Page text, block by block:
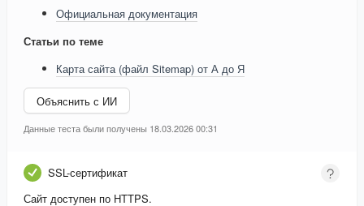
Официальная документация
Статьи по теме
Карта сайта (файл Sitemap) от А до Я
Объяснить с ИИ
Данные теста были получены 18.03.2026 00:31
SSL-сертификат
Сайт доступен по HTTPS.